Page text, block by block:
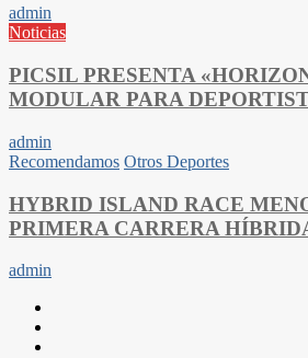
admin
Noticias
PICSIL PRESENTA
MODULAR PARA
admin
Recomendamos Otros Deportes
HYBRID ISLAND RACE
PRIMERA CARRERA
admin